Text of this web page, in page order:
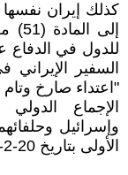
كذلك إيران
إلى
للدول في الدفاع
السفير
"اعتداء صارخ
الإجماع الدولي
وإسرائيل
الأولى بتاريخ 20-2-2026 عدواناً غير قانوني .